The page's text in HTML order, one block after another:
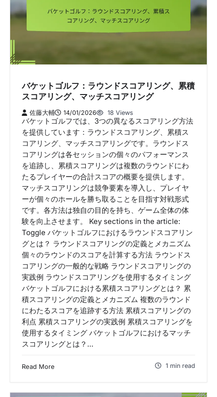
バケットゴルフ：ラウンドスコアリング、累積
スコアリング、マッチスコアリング
佐藤大輔 14/01/2026 18 Views
バケットゴルフでは、3つの異なるスコアリング方法
を提供しています：ラウンドスコアリング、累積ス
コアリング、マッチスコアリングです。ラウンドス
コアリングは各セッションの個々のパフォーマンス
を追跡し、累積スコアリングは複数のラウンドにわ
たるプレイヤーの合計スコアの概要を提供します。
マッチスコアリングは競争要素を導入し、プレイヤ
ーが個々のホールを勝ち取ることを目指す対戦形式
です。各方法は独自の目的を持ち、ゲーム全体の体
験を向上させます。 Key sections in the article:
Toggle バケットゴルフにおけるラウンドスコアリン
グとは？ ラウンドスコアリングの定義とメカニズム
個々のラウンドのスコアを計算する方法 ラウンドス
コアリングの一般的な戦略 ラウンドスコアリングの
実践例 ラウンドスコアリングを使用するタイミング
バケットゴルフにおける累積スコアリングとは？ 累
積スコアリングの定義とメカニズム 複数のラウンド
にわたるスコアを追跡する方法 累積スコアリングの
利点 累積スコアリングの実践例 累積スコアリングを
使用するタイミング バケットゴルフにおけるマッチ
スコアリングとは？…
Read More 1 min read